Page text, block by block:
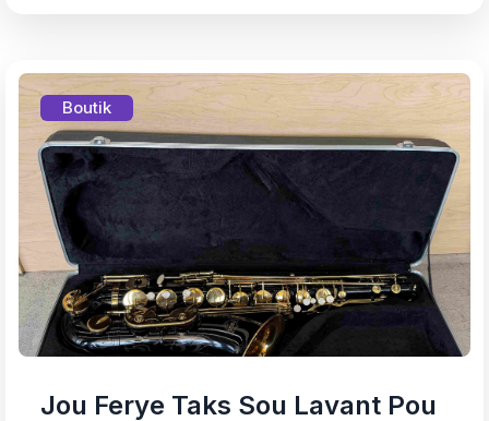
Boutik
Jou Ferye Taks Sou Lavant Pou